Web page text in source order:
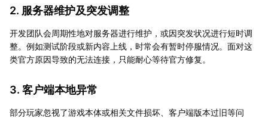
2. 服务器维护及突发调整
开发团队会周期性地对服务器进行维护，或因突发状况进行短时调
整。例如测试阶段或新内容上线，时常会有暂时停服情况。面对这
类官方原因导致的无法连接，只能耐心等待官方修复。
3. 客户端本地异常
部分玩家忽视了游戏本体或相关文件损坏、客户端版本过旧等问